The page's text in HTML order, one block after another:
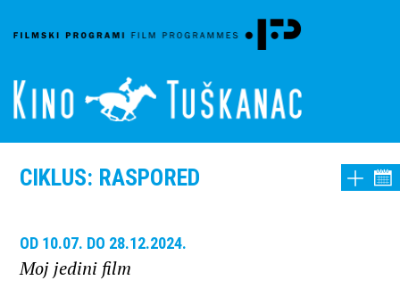
CIKLUS: RASPORED
OD 10.07. DO 28.12.2024.
Moj jedini film